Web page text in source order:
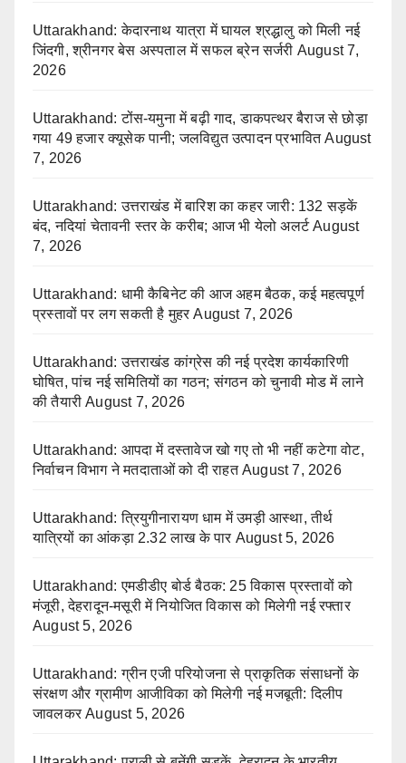
Uttarakhand: केदारनाथ यात्रा में घायल श्रद्धालु को मिली नई
जिंदगी, श्रीनगर बेस अस्पताल में सफल ब्रेन सर्जरी August 7,
2026
Uttarakhand: टोंस-यमुना में बढ़ी गाद, डाकपत्थर बैराज से छोड़ा
गया 49 हजार क्यूसेक पानी; जलविद्युत उत्पादन प्रभावित August
7, 2026
Uttarakhand: उत्तराखंड में बारिश का कहर जारी: 132 सड़कें
बंद, नदियां चेतावनी स्तर के करीब; आज भी येलो अलर्ट August
7, 2026
Uttarakhand: धामी कैबिनेट की आज अहम बैठक, कई महत्वपूर्ण
प्रस्तावों पर लग सकती है मुहर August 7, 2026
Uttarakhand: उत्तराखंड कांग्रेस की नई प्रदेश कार्यकारिणी
घोषित, पांच नई समितियों का गठन; संगठन को चुनावी मोड में लाने
की तैयारी August 7, 2026
Uttarakhand: आपदा में दस्तावेज खो गए तो भी नहीं कटेगा वोट,
निर्वाचन विभाग ने मतदाताओं को दी राहत August 7, 2026
Uttarakhand: त्रियुगीनारायण धाम में उमड़ी आस्था, तीर्थ
यात्रियों का आंकड़ा 2.32 लाख के पार August 5, 2026
Uttarakhand: एमडीडीए बोर्ड बैठक: 25 विकास प्रस्तावों को
मंजूरी, देहरादून-मसूरी में नियोजित विकास को मिलेगी नई रफ्तार
August 5, 2026
Uttarakhand: ग्रीन एजी परियोजना से प्राकृतिक संसाधनों के
संरक्षण और ग्रामीण आजीविका को मिलेगी नई मजबूती: दिलीप
जावलकर August 5, 2026